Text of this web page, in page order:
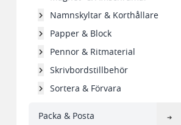
Namnskyltar & Korthållare
Papper & Block
Pennor & Ritmaterial
Skrivbordstillbehör
Sortera & Förvara
Packa & Posta